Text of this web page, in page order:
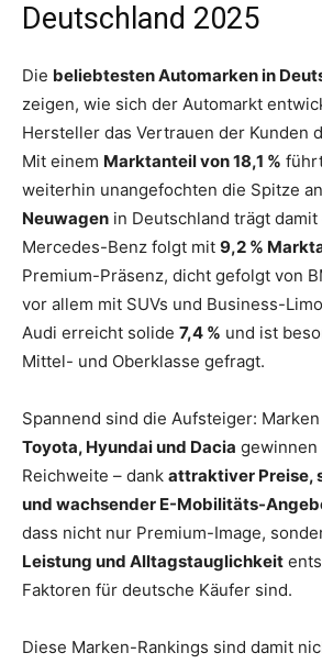
Deutschland 2025
Die beliebtesten Automarken in
zeigen, wie sich der Automarkt
Hersteller das Vertrauen der Kunden
Mit einem Marktanteil von 18,1 %
weiterhin unangefochten die Spitze
Neuwagen in Deutschland trägt damit
Mercedes-Benz folgt mit 9,2 %
Premium-Präsenz, dicht gefolgt von
vor allem mit SUVs und Business-
Audi erreicht solide 7,4 % und ist
Mittel- und Oberklasse gefragt.
Spannend sind die Aufsteiger:
Toyota, Hyundai und Dacia gewinnen
Reichweite – dank attraktiver Preise,
und wachsender E-Mobilitäts-
dass nicht nur Premium-Image,
Leistung und Alltagstauglichkeit
Faktoren für deutsche Käufer sind.
Diese Marken-Rankings sind damit